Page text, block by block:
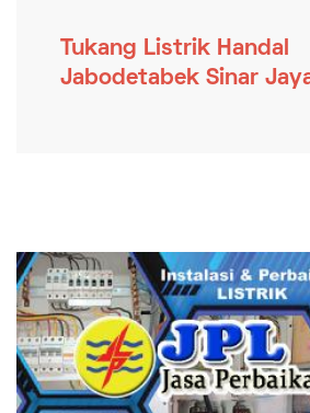
Tukang Listrik Handal
Jabodetabek Sinar